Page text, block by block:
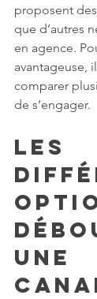
proposent
que d’autres
en agence.
avantageuse,
comparer
de s’engager.
Les
une